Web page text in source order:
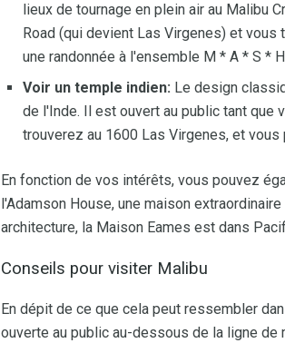
lieux de tournage en plein air au Malibu
Road (qui devient Las Virgenes) et
une randonnée à l'ensemble M * A * S *
Voir un temple indien: Le design
de l'Inde. Il est ouvert au public tant que
trouverez au 1600 Las Virgenes, et
En fonction de vos intérêts, vous pouvez
l'Adamson House, une maison
architecture, la Maison Eames est dans
Conseils pour visiter Malibu
En dépit de ce que cela peut ressembler
ouverte au public au-dessous de la ligne